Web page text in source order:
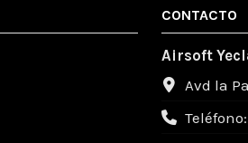
CONTACTO
Airsoft
Avd la